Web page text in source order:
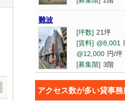
難波
[坪数] 21坪
[賃料] @8,001
@12,000 円/坪
[募集階] 3階
[坪数]
6.82坪
アクセス数が多い貸事務